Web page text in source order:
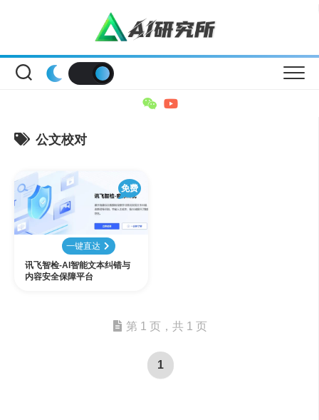
公文校对
免费
一键直达
讯飞智检-AI智能文本纠错与
内容安全保障平台
第 1 页，共 1 页
1